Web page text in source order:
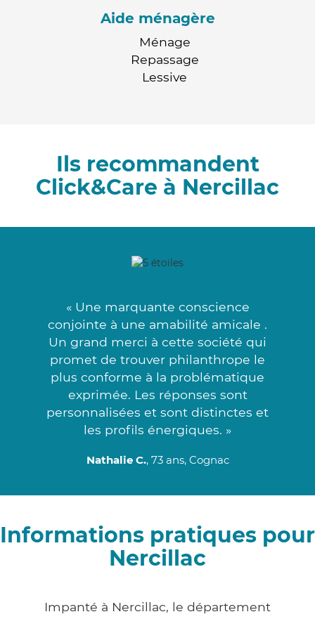
Aide ménagère
Ménage
Repassage
Lessive
Ils recommandent
Click&Care à Nercillac
« Une marquante conscience
conjointe à une amabilité amicale .
Un grand merci à cette société qui
promet de trouver philanthrope le
plus conforme à la problématique
exprimée. Les réponses sont
personnalisées et sont distinctes et
les profils énergiques. »
Nathalie C., 73 ans, Cognac
Informations pratiques pour
Nercillac
Impanté à Nercillac, le département